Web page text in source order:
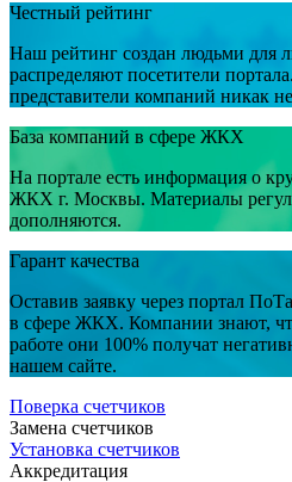
Честный рейтинг
Наш рейтинг создан людьми для
распределяют посетители
представители компаний никак
База компаний в сфере ЖКХ
На портале есть информация о
ЖКХ г. Москвы. Материалы
дополняются.
Гарант качества
Оставив заявку через портал
в сфере ЖКХ. Компании знают,
работе они 100% получат
нашем сайте.
Поверка счетчиков
Замена счетчиков
Установка счетчиков
Аккредитация